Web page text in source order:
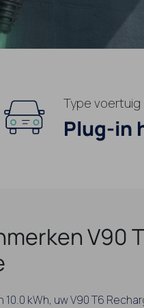
Type voertuig
Plug-in
V90
10.0 kWh, uw V90 T6